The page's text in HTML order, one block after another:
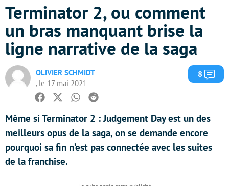
Terminator 2, ou comment
un bras manquant brise la
ligne narrative de la saga
OLIVIER SCHMIDT
, le 17 mai 2021
8
Facebook
TwitterWhatsapp
Reddit
Même si Terminator 2 : Judgement Day est un des
meilleurs opus de la saga, on se demande encore
pourquoi sa fin n’est pas connectée avec les suites
de la franchise.